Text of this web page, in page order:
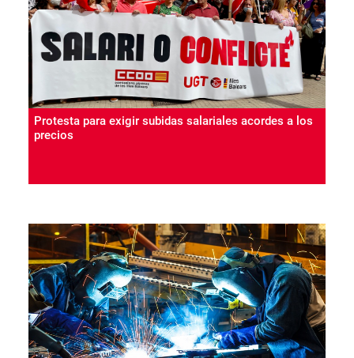
Protesta para exigir subidas salariales acordes a los
precios